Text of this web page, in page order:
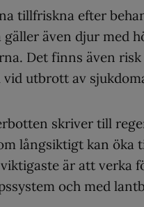
tillfriskna efter
även djur med
Det finns även
utbrott av
skriver till
långsiktigt kan öka
är att
och med